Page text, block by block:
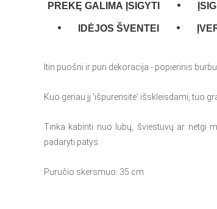
PREKĘ GALIMA ĮSIGYTI
IDĖJOS ŠVENTEI
Itin puošni ir puri dekoracija - popierinis
Kuo geriau jį 'išpurensite' išskleisdami, tuo
Tinka kabinti nuo lubų, šviestuvų ar netgi
padaryti patys.
Puručio skersmuo: 35 cm